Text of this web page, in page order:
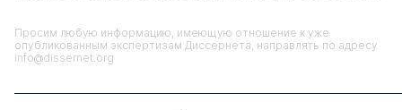
Просим любую информацию, имеющую отношение к уже
опубликованным экспертизам Диссернета, направлять по адресу
info@dissernet.org